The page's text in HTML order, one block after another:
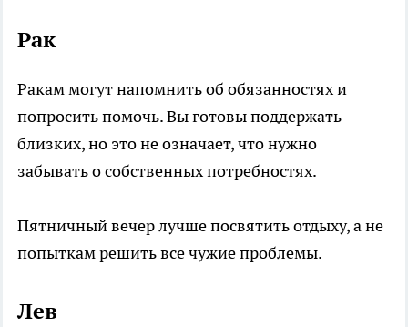
Рак
Ракам могут напомнить об обязанностях и
попросить помочь. Вы готовы поддержать
близких, но это не означает, что нужно
забывать о собственных потребностях.
Пятничный вечер лучше посвятить отдыху, а не
попыткам решить все чужие проблемы.
Лев